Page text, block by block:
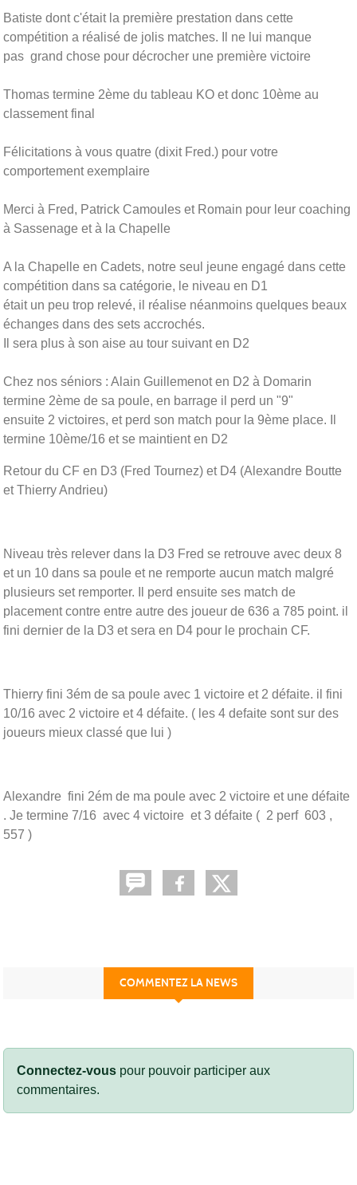
Batiste dont c'était la première prestation dans cette
compétition a réalisé de jolis matches. Il ne lui manque
pas grand chose pour décrocher une première victoire
Thomas termine 2ème du tableau KO et donc 10ème au
classement final
Félicitations à vous quatre (dixit Fred.) pour votre
comportement exemplaire
Merci à Fred, Patrick Camoules et Romain pour leur coaching
à Sassenage et à la Chapelle
A la Chapelle en Cadets, notre seul jeune engagé dans cette
compétition dans sa catégorie, le niveau en D1
était un peu trop relevé, il réalise néanmoins quelques beaux
échanges dans des sets accrochés.
Il sera plus à son aise au tour suivant en D2
Chez nos séniors : Alain Guillemenot en D2 à Domarin
termine 2ème de sa poule, en barrage il perd un "9"
ensuite 2 victoires, et perd son match pour la 9ème place. Il
termine 10ème/16 et se maintient en D2
Retour du CF en D3 (Fred Tournez) et D4 (Alexandre Boutte
et Thierry Andrieu)
Niveau très relever dans la D3 Fred se retrouve avec deux 8
et un 10 dans sa poule et ne remporte aucun match malgré
plusieurs set remporter. Il perd ensuite ses match de
placement contre entre autre des joueur de 636 a 785 point. il
fini dernier de la D3 et sera en D4 pour le prochain CF.
Thierry fini 3ém de sa poule avec 1 victoire et 2 défaite. il fini
10/16 avec 2 victoire et 4 défaite. ( les 4 defaite sont sur des
joueurs mieux classé que lui )
Alexandre fini 2ém de ma poule avec 2 victoire et une défaite
. Je termine 7/16 avec 4 victoire et 3 défaite ( 2 perf 603 ,
557 )
COMMENTEZ LA NEWS
Connectez-vous pour pouvoir participer aux
commentaires.